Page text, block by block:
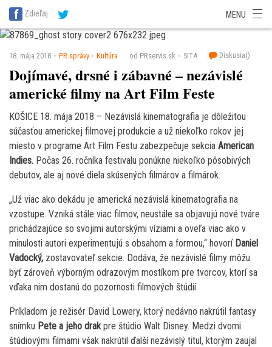
SITA Energetika
SITA Potravinárstvo
Zdieľaj MENU
18. mája 2018 PR správy Kultúra od PRservis.sk SITA Diskusia()
Dojímavé, drsné i zábavné – nezávislé
americké filmy na Art Film Feste
KOŠICE 18. mája 2018 – Nezávislá kinematografia je dôležitou
súčasťou americkej filmovej produkcie a už niekoľko rokov jej
miesto v programe Art Film Festu zabezpečuje sekcia American
Indies. Počas 26. ročníka festivalu ponúkne niekoľko pôsobivých
debutov, ale aj nové diela skúsených filmárov a filmárok.
„Už viac ako dekádu je americká nezávislá kinematografia na
vzostupe. Vzniká stále viac filmov, neustále sa objavujú nové tváre
prichádzajúce so svojimi autorskými víziami a oveľa viac ako v
minulosti autori experimentujú s obsahom a formou,“ hovorí Daniel
Vadocký, zostavovateľ sekcie. Dodáva, že nezávislé filmy môžu
byť zároveň výborným odrazovým mostíkom pre tvorcov, ktorí sa
vďaka nim dostanú do pozornosti filmových štúdií.
Príkladom je režisér David Lowery, ktorý nedávno nakrútil fantasy
snímku Pete a jeho drak pre štúdio Walt Disney. Medzi dvomi
štúdiovými filmami však nakrútil ďalší nezávislý titul, ktorým zaujal